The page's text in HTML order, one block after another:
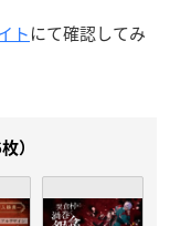
トにて確認してみ
）